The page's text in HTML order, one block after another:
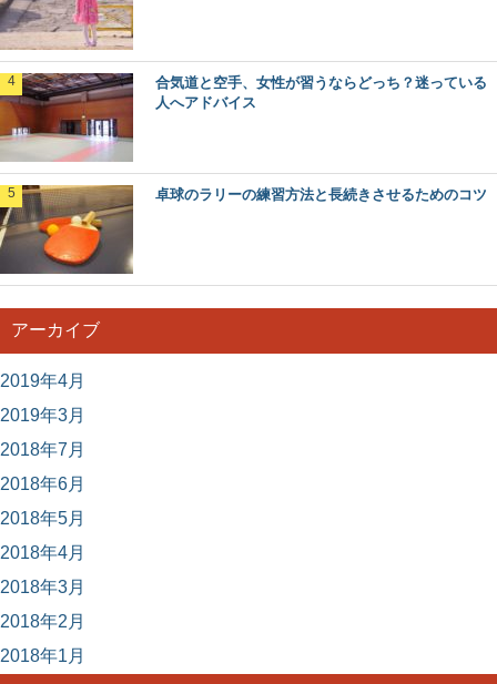
合気道と空手、女性が習うならどっち？迷っている
人へアドバイス
卓球のラリーの練習方法と長続きさせるためのコツ
アーカイブ
2019年4月
2019年3月
2018年7月
2018年6月
2018年5月
2018年4月
2018年3月
2018年2月
2018年1月